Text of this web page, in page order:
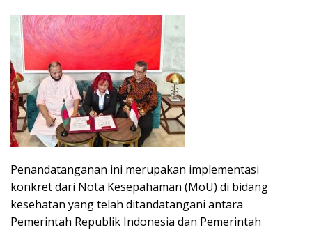
Penandatanganan ini merupakan implementasi
konkret dari Nota Kesepahaman (MoU) di bidang
kesehatan yang telah ditandatangani antara
Pemerintah Republik Indonesia dan Pemerintah